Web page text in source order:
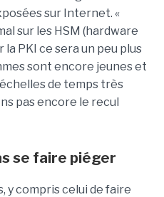
sur Internet. «
sur les HSM (hardware
PKI ce sera un peu plus
sont encore jeunes et
de temps très
pas encore le recul
se faire piéger
y compris celui de faire